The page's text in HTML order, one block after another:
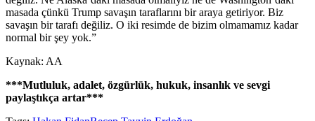
masada çünkü Trump savaşın taraflarını bir araya getiriyor. Biz
savaşın bir tarafı değiliz. O iki resimde de bizim olmamamız kadar
normal bir şey yok.”
Kaynak: AA
***Mutluluk, adalet, özgürlük, hukuk, insanlık ve sevgi
paylaştıkça artar***